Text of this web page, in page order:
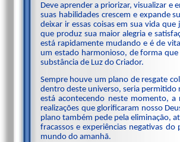
Deve aprender a priorizar, visualizar e
suas habilidades crescem e expande
deixar ir essas coisas em sua vida
que produz sua maior alegria e
está rapidamente mudando e é de
um estado harmonioso, de forma
substância de Luz do Criador.
Sempre houve um plano de resgate
dentro deste universo, seria permitido
está acontecendo neste momento,
realizações que glorificaram nosso
plano também pede pela eliminação,
fracassos e experiências negativas
mundo do amanhã.